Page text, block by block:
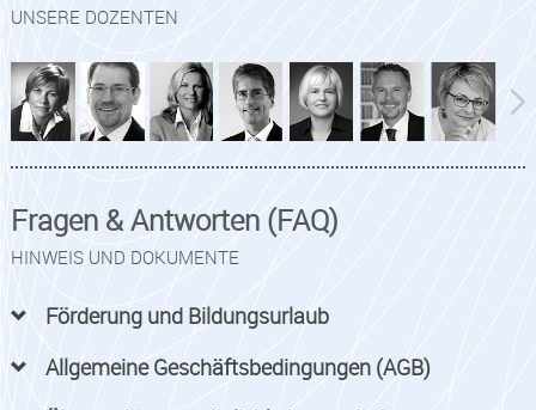
UNSERE DOZENTEN
Fragen & Antworten (FAQ)
HINWEIS UND DOKUMENTE
Förderung und Bildungsurlaub
Allgemeine Geschäftsbedingungen (AGB)